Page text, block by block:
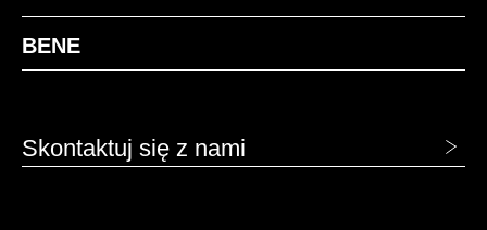
BENE
Skontaktuj się z nami